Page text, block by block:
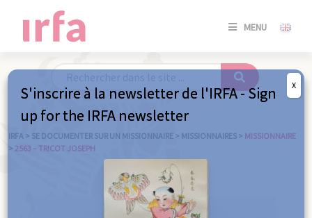
MENU
SE
/
IRFA > SE DOCUMENTER SUR UN MISSIONNAIRE > MISSIONNAIRES > MISSIONNAIRE
> 2563 – TRICOT JOSEPH
S'inscrire à la newsletter de l'IRFA - Sign
up for the IRFA newsletter
X